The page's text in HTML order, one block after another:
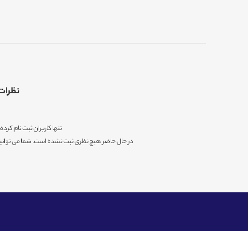
تنها کاربران ثبت نام
در حال حاضر هیچ نظری ثبت نشده است. شما می